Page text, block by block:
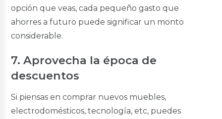
opción que veas, cada pequeño gasto que
ahorres a futuro puede significar un monto
considerable.
7. Aprovecha la época de
descuentos
Si piensas en comprar nuevos muebles,
electrodomésticos, tecnología, etc, puedes